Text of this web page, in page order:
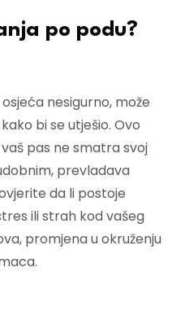
po podu?
nesigurno, može
bi se utješio. Ovo
pas ne smatra svoj
prevladava
da li postoje
ili strah kod vašeg
promjena u okruženju